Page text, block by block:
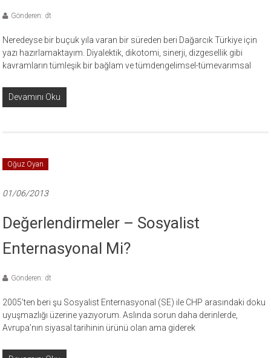
Gönderen: dt
Neredeyse bir buçuk yıla varan bir süreden beri Dağarcık Türkiye için
yazı hazırlamaktayım. Diyalektik, dikotomi, sinerji, dizgesellik gibi
kavramların tümleşik bir bağlam ve tümdengelimsel-tümevarımsal
Devamını Oku
Oğuz Oyan
01/06/2013
Değerlendirmeler – Sosyalist
Enternasyonal Mi?
Gönderen: dt
2005’ten beri şu Sosyalist Enternasyonal (SE) ile CHP arasındaki doku
uyuşmazlığı üzerine yazıyorum. Aslında sorun daha derinlerde,
Avrupa’nın siyasal tarihinin ürünü olan ama giderek